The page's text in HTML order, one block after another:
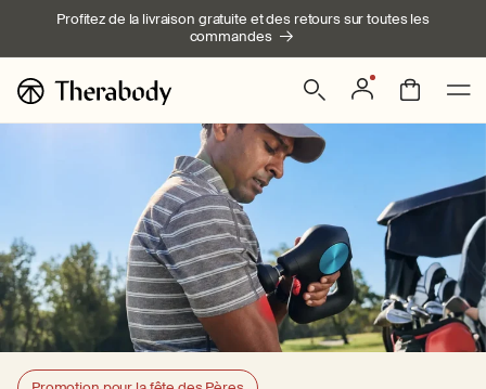
passer au
Profitez de la livraison gratuite et des retours sur toutes les
commandes
Connexion Panier